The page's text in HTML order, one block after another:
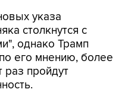
указа
столкнутся с
однако Трамп
его мнению, более
раз пройдут